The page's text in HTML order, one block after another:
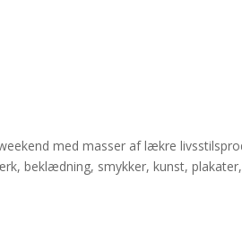
med masser af lækre
beklædning, smykker, kunst,